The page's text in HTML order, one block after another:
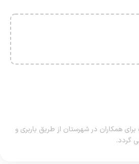
همکاران در شهرستان از طریق باربری و
گردد.